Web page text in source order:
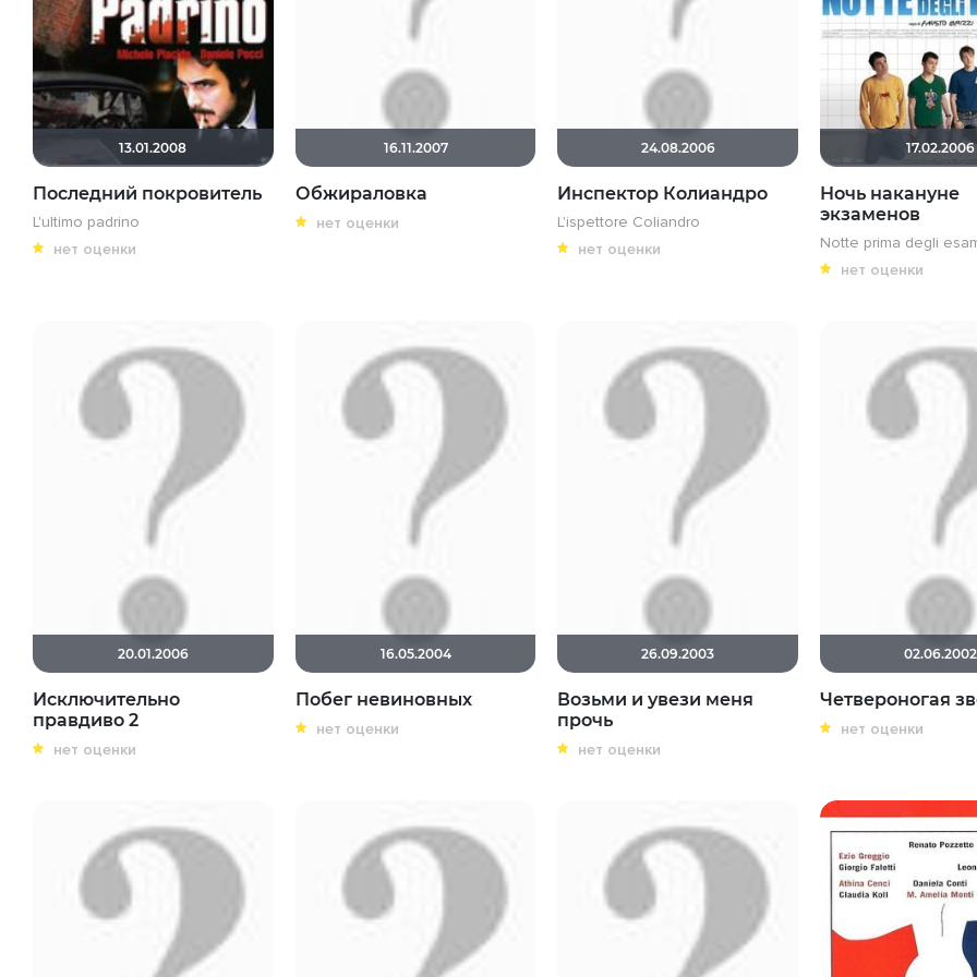
13.01.2008
Последний покровитель
L'ultimo padrino
нет оценки
16.11.2007
Обжираловка
нет оценки
24.08.2006
Инспектор Колиандро
L'ispettore Coliandro
нет оценки
17.02.2006
Ночь накануне
экзаменов
Notte prima degli
нет оценки
20.01.2006
Исключительно
правдиво 2
нет оценки
16.05.2004
Побег невиновных
нет оценки
26.09.2003
Возьми и увези меня
прочь
нет оценки
02.06.2002
Четвероногая
нет оценки